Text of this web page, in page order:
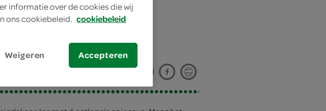
informatie over de cookies die wij
ons cookiebeleid. cookiebeleid
Weigeren Accepteren